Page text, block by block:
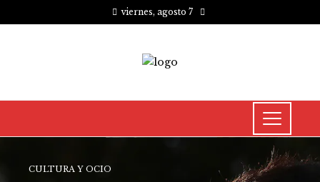
viernes, agosto 7
CULTURA Y OCIO